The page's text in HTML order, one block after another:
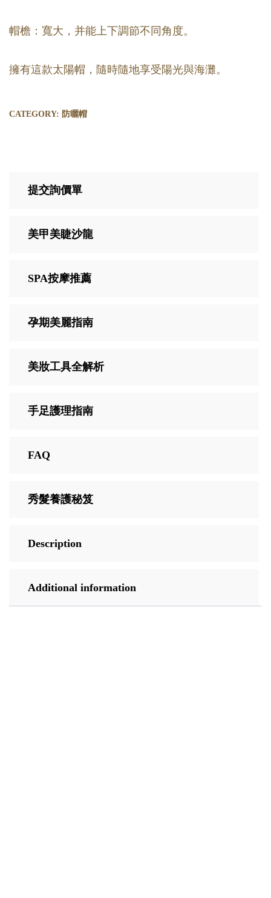
帽檐：寬大，并能上下調節不同角度。
擁有這款太陽帽，隨時隨地享受陽光與海灘。
CATEGORY: 防曬帽
提交詢價單
美甲美睫沙龍
SPA按摩推薦
孕期美麗指南
美妝工具全解析
手足護理指南
FAQ
秀髮養護秘笈
Description
Additional information